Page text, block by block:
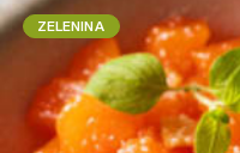
ZELENINA